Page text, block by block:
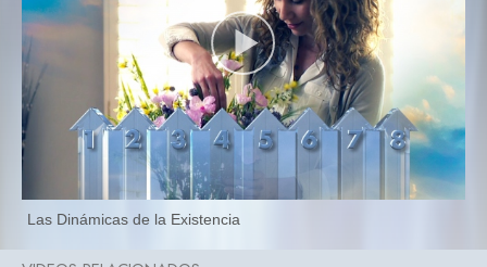
Las Dinámicas de la Existencia